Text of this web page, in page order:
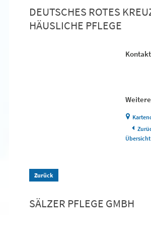
DEUTSCHES ROTES
HÄUSLICHE PFLEGE
Kontakt
Übersicht
Zurück
SÄLZER PFLEGE GMBH